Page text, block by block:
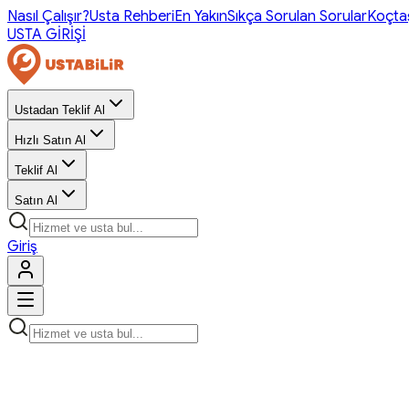
Nasıl Çalışır?Usta RehberiEn YakınSıkça Sorulan Sorular
USTA GİRİŞİ
Ustadan Teklif Al
Hızlı Satın Al
Teklif Al
Satın Al
Giriş